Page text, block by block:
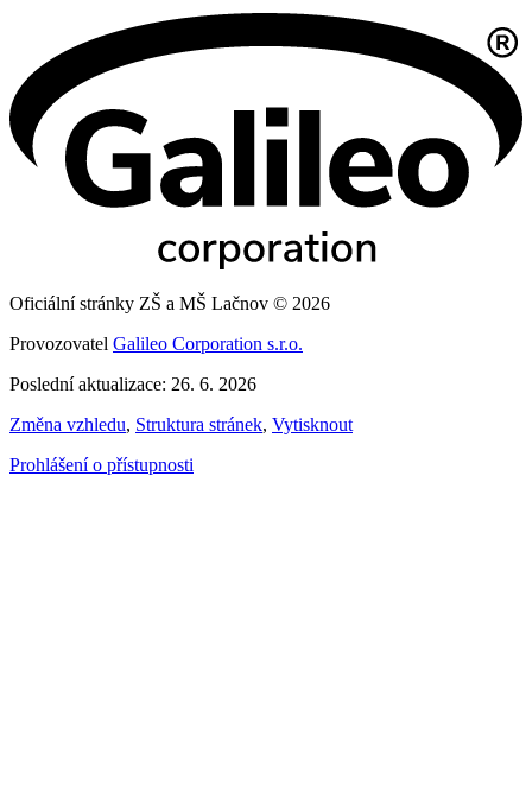
Oficiální stránky ZŠ a MŠ Lačnov © 2026
Provozovatel Galileo Corporation s.r.o.
Poslední aktualizace: 26. 6. 2026
Změna vzhledu, Struktura stránek, Vytisknout
Prohlášení o přístupnosti